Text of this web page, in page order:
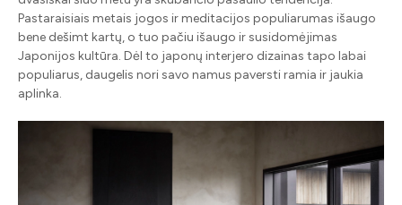
Pastaraisiais metais jogos ir meditacijos populiarumas išaugo
bene dešimt kartų, o tuo pačiu išaugo ir susidomėjimas
Japonijos kultūra. Dėl to japonų interjero dizainas tapo labai
populiarus, daugelis nori savo namus paversti ramia ir jaukia
aplinka.